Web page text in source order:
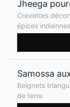
Jheega
Crevettes
épices
Samossa
Beignets
de terre